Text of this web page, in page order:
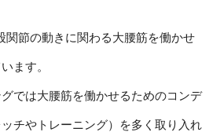
関節の動きに関わる大腰筋を働かせ
ます。
では大腰筋を働かせるためのコンデ
チやトレーニング）を多く取り入れ